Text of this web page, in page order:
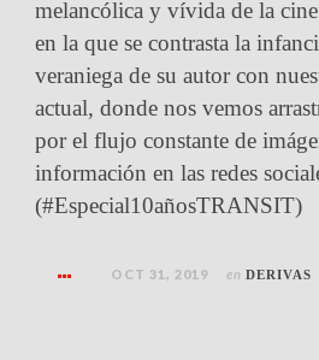
melancólica y vívida de la
en la que se contrasta la
veraniega de su autor con
actual, donde nos vemos
por el flujo constante de
información en las redes
(#Especial10añosTRANSIT)
OCT 31, 2019 en DERIVAS